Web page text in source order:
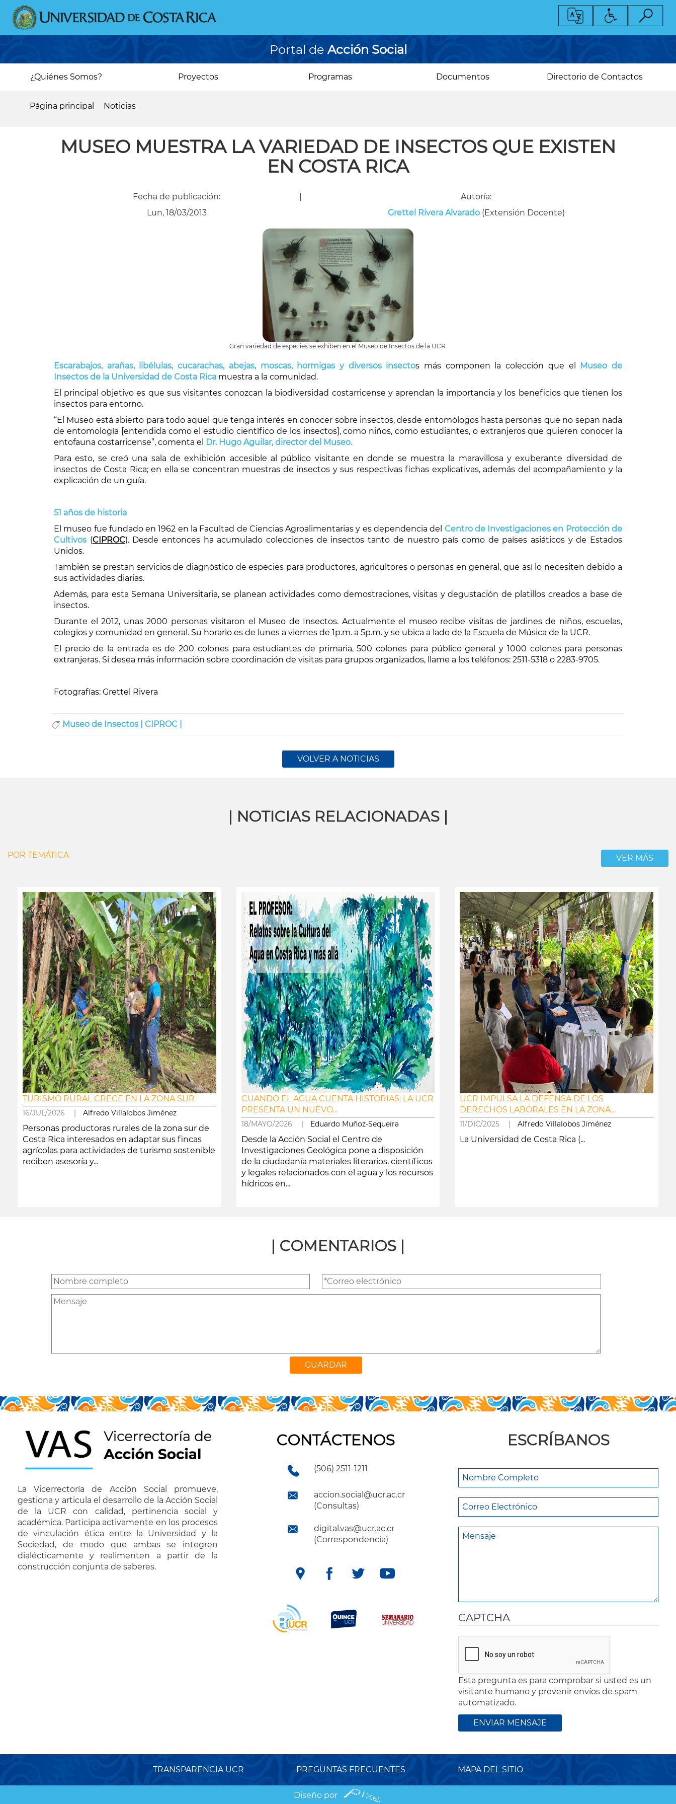
Pasar
contenido
principal
Portal de Acción Social
Main¿Quiénes Somos? Proyectos Programas Documentos Directorio de Contactos
enlaces
Página principal Noticias
MUSEO MUESTRA LA VARIEDAD DE INSECTOS QUE EXISTEN
EN COSTA RICA
Fecha de publicación:
Lun, 18/03/2013
Autoría:
Grettel Rivera Alvarado(Extensión Docente)
Gran variedad de especies se exhiben en el Museo de Insectos de la UCR.
Escarabajos, arañas, libélulas, cucarachas, abejas, moscas, hormigas y diversos insectos más componen la colección que el
Museo de
Insectos de la Universidad de Costa Rica muestra a la comunidad.
El principal objetivo es que sus visitantes conozcan la biodiversidad costarricense y aprendan la importancia y los beneficios que tienen los
insectos para entorno.
“El Museo está abierto para todo aquel que tenga interés en conocer sobre insectos, desde entomólogos hasta personas que no sepan nada
de entomología [entendida como el estudio científico de los insectos], como niños, como estudiantes, o extranjeros que quieren conocer la
entofauna costarricense”, comenta el Dr. Hugo Aguilar, director del Museo.
Para esto, se creó una sala de exhibición accesible al público visitante en donde se muestra la maravillosa y exuberante diversidad de
insectos de Costa Rica; en ella se concentran muestras de insectos y sus respectivas fichas explicativas, además del acompañamiento y la
explicación de un guía.
51 años de historia
El museo fue fundado en 1962 en la Facultad de Ciencias Agroalimentarias y es dependencia del Centro de Investigaciones en Protección de
Cultivos (CIPROC). Desde entonces ha acumulado colecciones de insectos tanto de nuestro país como de países asiáticos y de Estados
Unidos.
También se prestan servicios de diagnóstico de especies para productores, agricultores o personas en general, que así lo necesiten debido a
sus actividades diarias.
Además, para esta Semana Universitaria, se planean actividades como demostraciones, visitas y degustación de platillos creados a base de
insectos.
Durante el 2012, unas 2000 personas visitaron el Museo de Insectos. Actualmente el museo recibe visitas de jardines de niños, escuelas,
colegios y comunidad en general. Su horario es de lunes a viernes de 1p.m. a 5p.m. y se ubica a lado de la Escuela de Música de la UCR.
El precio de la entrada es de 200 colones para estudiantes de primaria, 500 colones para público general y 1000 colones para personas
extranjeras. Si desea más información sobre coordinación de visitas para grupos organizados, llame a los teléfonos: 2511-5318 o 2283-9705.
Fotografías: Grettel Rivera
Museo de Insectos | CIPROC |
VOLVER A NOTICIAS
| NOTICIAS RELACIONADAS |
POR TEMÁTICA VER MÁS
TURISMO RURAL CRECE EN LA ZONA SUR
16/JUL/2026 | Alfredo Villalobos Jiménez
Personas productoras rurales de la zona sur de
Costa Rica interesados en adaptar sus fincas
agrícolas para actividades de turismo sostenible
reciben asesoría y...
CUANDO EL AGUA CUENTA HISTORIAS: LA UCR
PRESENTA UN NUEVO...
18/MAYO/2026 | Eduardo Muñoz-Sequeira
Desde la Acción Social el Centro de
Investigaciones Geológica pone a disposición
de la ciudadanía materiales literarios, científicos
y legales relacionados con el agua y los recursos
hídricos en...
UCR IMPULSA LA DEFENSA DE LOS
DERECHOS LABORALES EN LA ZONA...
11/DIC/2025 |Alfredo Villalobos Jiménez
La Universidad de Costa Rica (...
| COMENTARIOS |
La Vicerrectoría de Acción Social promueve,
gestiona y articula el desarrollo de la Acción Social
de la UCR con calidad, pertinencia social y
académica. Participa activamente en los procesos
de vinculación ética entre la Universidad y la
Sociedad, de modo que ambas se integren
dialécticamente y realimenten a partir de la
construcción conjunta de saberes.
CONTÁCTENOS
(506) 2511-1211
accion.social@ucr.ac.cr
(Consultas)
digital.vas@ucr.ac.cr
(Correspondencia)
ESCRÍBANOS
CAPTCHA
Esta pregunta es para comprobar si usted es un
visitante humano y prevenir envíos de spam
automatizado.
TRANSPARENCIA UCR PREGUNTAS FRECUENTES MAPA DEL SITIO
Diseño por